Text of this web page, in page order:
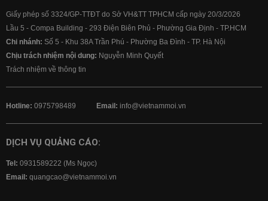
Giấy phép số 3324/GP-TTĐT do Sở VH&TT TPHCM cấp ngày 20/3/2026
Lầu 5 - Compa Building - 293 Điện Biên Phủ - Phường Gia Định - TP.HCM
Chi nhánh: Số 5 - Khu 38A Trần Phú - Phường Ba Đình - TP. Hà Nội
Chịu trách nhiệm nội dung: Nguyễn Minh Quyết
Trách nhiệm về thông tin
Hotline: 0975798489 Email: info@vietnammoi.vn
DỊCH VỤ QUẢNG CÁO:
Tel: 0931589222 (Ms Ngọc)
Email: quangcao@vietnammoi.vn